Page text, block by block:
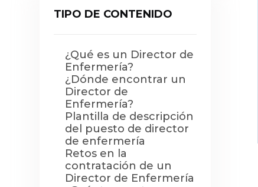
TIPO DE CONTENIDO
¿Qué es un Director de
Enfermería?
¿Dónde encontrar un
Director de
Enfermería?
Plantilla de descripción
del puesto de director
de enfermería
Retos en la
contratación de un
Director de Enfermería